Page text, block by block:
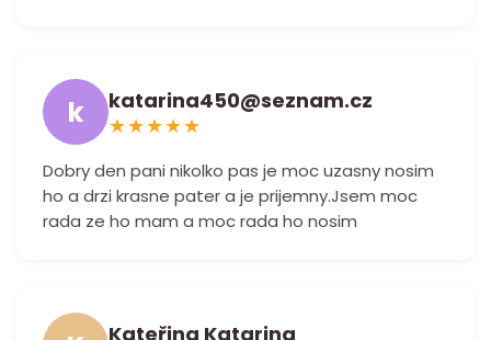
k
katarina450@seznam.cz
★★★★★
Dobry den pani nikolko pas je moc uzasny nosim
ho a drzi krasne pater a je prijemny.Jsem moc
rada ze ho mam a moc rada ho nosim
Kateřina Katarina